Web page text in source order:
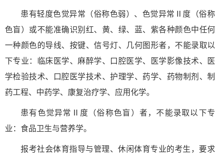
患有轻度色觉异常（俗称色弱）、色觉异常Ⅱ度（俗称
色盲）或不能准确识别红、黄、绿、蓝、紫各种颜色中任何
一种颜色的导线、按键、信号灯、几何图形者，不能录取以
下专业：临床医学、麻醉学、口腔医学、医学影像技术、医
学检验技术、口腔医学技术、护理学、药学、药物制剂、制
药工程、中药学、康复治疗学、应用化学。
患有色觉异常Ⅱ度（俗称色盲）者，不能录取以下专
业：食品卫生与营养学。
报考社会体育指导与管理、休闲体育专业的考生，要求